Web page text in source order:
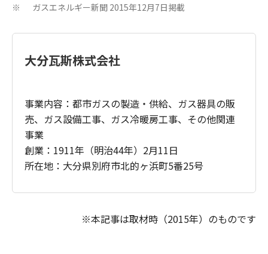
※ ガスエネルギー新聞 2015年12月7日掲載
大分瓦斯株式会社
事業内容：都市ガスの製造・供給、ガス器具の販
売、ガス設備工事、ガス冷暖房工事、その他関連
事業
創業：1911年（明治44年）2月11日
所在地：大分県別府市北的ヶ浜町5番25号
※本記事は取材時（2015年）のものです